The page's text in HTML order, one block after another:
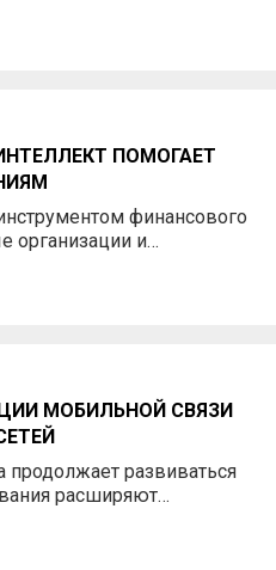
ПОМОГАЕТ
финансового
организации и…
МОБИЛЬНОЙ СВЯЗИ
продолжает развиваться
расширяют…